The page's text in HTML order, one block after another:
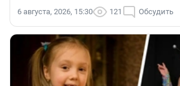
6 августа, 2026, 15:30 121 Обсудить